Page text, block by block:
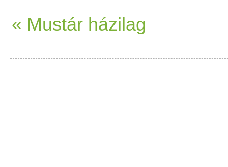
elkészíthető,egészséges
« Mustár házilag